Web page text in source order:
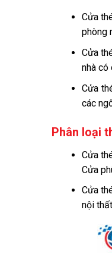
Cửa
phòng
Cửa
nhà có
Cửa
các
Phân loại
Cửa
Cửa
Cửa
nội